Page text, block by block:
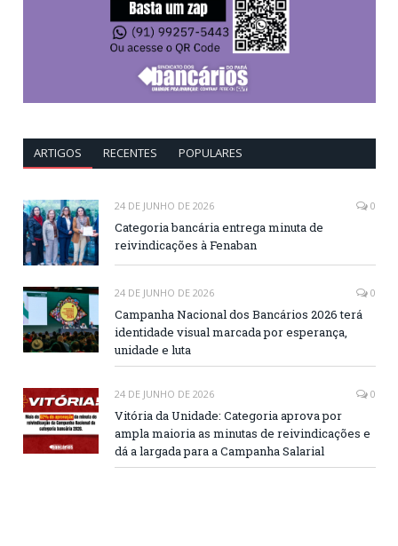
ARTIGOS RECENTES POPULARES
24 DE JUNHO DE 2026 0
Categoria bancária entrega minuta de
reivindicações à Fenaban
24 DE JUNHO DE 2026 0
Campanha Nacional dos Bancários 2026 terá
identidade visual marcada por esperança,
unidade e luta
24 DE JUNHO DE 2026 0
Vitória da Unidade: Categoria aprova por
ampla maioria as minutas de reivindicações e
dá a largada para a Campanha Salarial